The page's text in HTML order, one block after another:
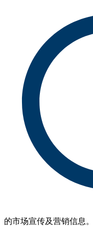
的市场宣传及营销信息。